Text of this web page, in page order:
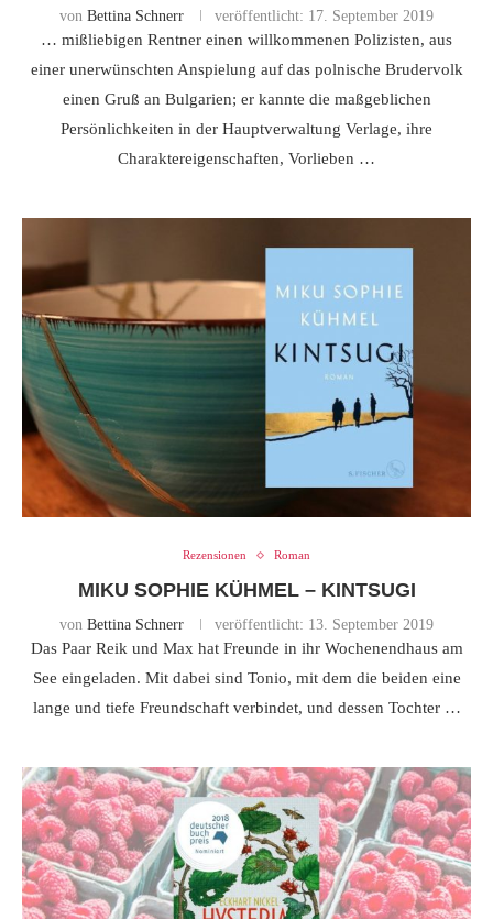
von Bettina Schnerr veröffentlicht: 17. September 2019
… mißliebigen Rentner einen willkommenen Polizisten, aus
einer unerwünschten Anspielung auf das polnische Brudervolk
einen Gruß an Bulgarien; er kannte die maßgeblichen
Persönlichkeiten in der Hauptverwaltung Verlage, ihre
Charaktereigenschaften, Vorlieben …
Rezensionen Roman
MIKU SOPHIE KÜHMEL – KINTSUGI
von Bettina Schnerr veröffentlicht: 13. September 2019
Das Paar Reik und Max hat Freunde in ihr Wochenendhaus am
See eingeladen. Mit dabei sind Tonio, mit dem die beiden eine
lange und tiefe Freundschaft verbindet, und dessen Tochter …